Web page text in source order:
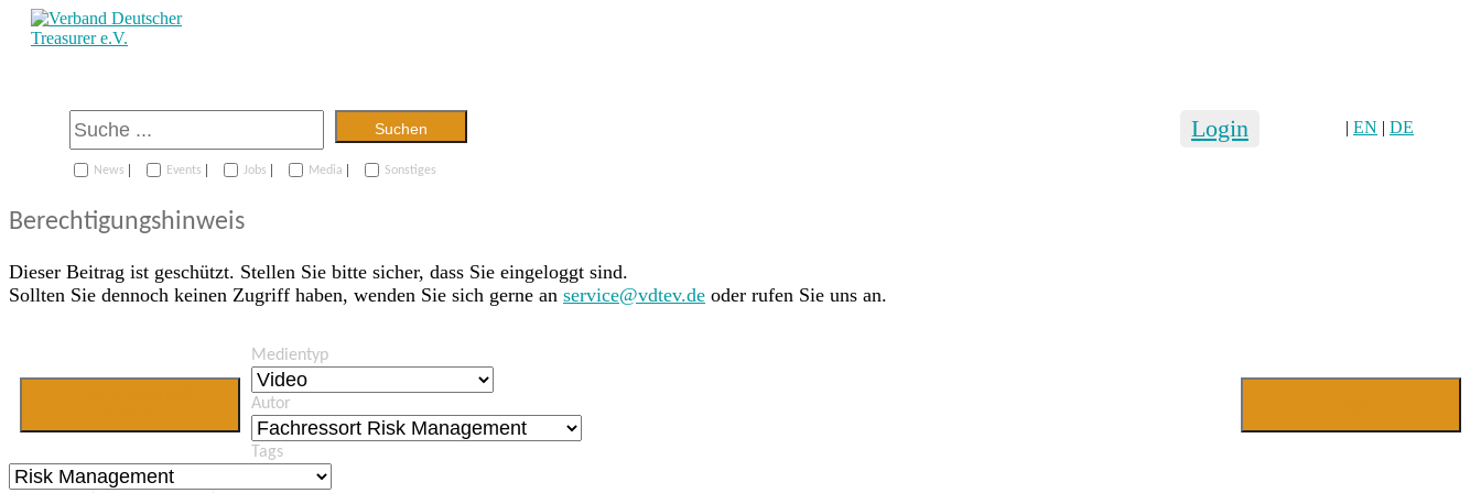
| EN | DE
Login
Suchen
News | Events | Jobs | Media | Sonstiges
Berechtigungshinweis
Dieser Beitrag ist geschützt. Stellen Sie bitte sicher, dass Sie eingeloggt sind.
Sollten Sie dennoch keinen Zugriff haben, wenden Sie sich gerne an service@vdtev.de oder rufen Sie uns an.
Medientyp
Autor
Tags